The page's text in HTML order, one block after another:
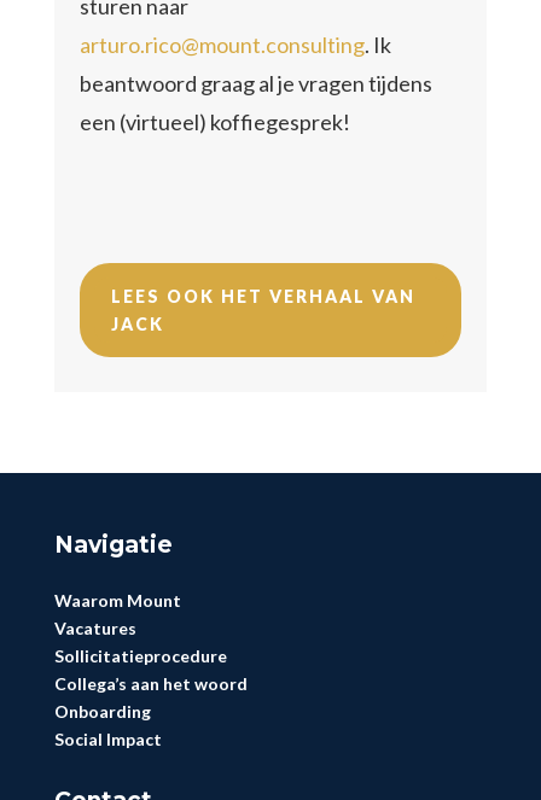
sturen naar
arturo.rico@mount.consulting. Ik
beantwoord graag al je vragen tijdens
een (virtueel) koffiegesprek!
LEES OOK HET VERHAAL VAN
JACK
Navigatie
Waarom Mount
Vacatures
Sollicitatieprocedure
Collega’s aan het woord
Onboarding
Social Impact